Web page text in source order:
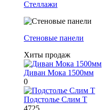
Стеллажи
Стеновые панели
Хиты продаж
Диван Мока 1500мм
0
Подстолье Слим Т
4725